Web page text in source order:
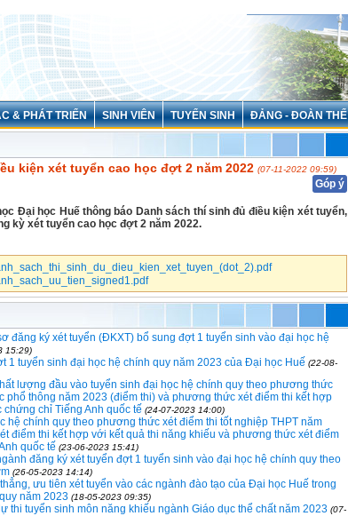
& PHÁT TRIỂN SINH VIÊN TUYỂN SINH ĐẢNG - ĐOÀN THỂ
kiện xét tuyển cao học đợt 2 năm 2022 (07-11-2022 09:59)
Góp ý
Đại học Huế thông báo Danh sách thí sinh đủ điều kiện xét tuyển,
kỳ xét tuyển cao học đợt 2 năm 2022.
đăng ký xét tuyển (ĐKXT) bổ sung đợt 1 tuyển sinh vào đại học hệ
15:29)
1 tuyển sinh đại học hệ chính quy năm 2023 của Đại học Huế (22-08-
lượng đầu vào tuyển sinh đại học hệ chính quy theo phương thức
phổ thông năm 2023 (điểm thi) và phương thức xét điểm thi kết hợp
chỉ Tiếng Anh quốc tế (24-07-2023 14:00)
hệ chính quy theo phương thức xét điểm thi tốt nghiệp THPT năm
điểm thi kết hợp với kết quả thi năng khiếu và phương thức xét điểm
quốc tế (23-06-2023 15:41)
đăng ký xét tuyển đợt 1 tuyển sinh vào đại học hệ chính quy theo
(26-05-2023 14:14)
ưu tiên xét tuyển vào các ngành đào tạo của Đại học Huế trong
năm 2023 (18-05-2023 09:35)
thi tuyển sinh môn năng khiếu ngành Giáo dục thể chất năm 2023 (07-